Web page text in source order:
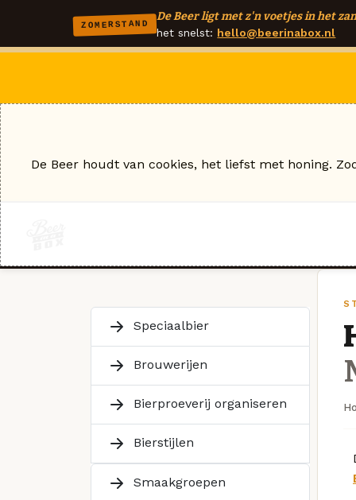
ZOMERSTAND
De Beer ligt met z'n voetjes in het
het snelst: hello@beerinabox.nl
Speciaalbier
Brouwerijen
Bierproeverij organiseren
Bierstijlen
Smaakgroepen
De Beer houdt van cookies, het liefst met honing.